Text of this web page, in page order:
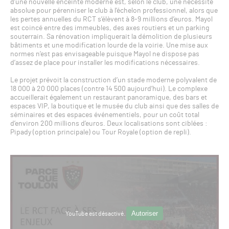
d’une nouvelle enceinte moderne est, selon le club, une nécessité
absolue pour pérenniser le club à l’échelon professionnel, alors que
les pertes annuelles du RCT s’élèvent à 8-9 millions d’euros. Mayol
est coincé entre des immeubles, des axes routiers et un parking
souterrain. Sa rénovation impliquerait la démolition de plusieurs
bâtiments et une modification lourde de la voirie. Une mise aux
normes n’est pas envisageable puisque Mayol ne dispose pas
d’assez de place pour installer les modifications nécessaires.
Le projet prévoit la construction d’un stade moderne polyvalent de
18 000 à 20 000 places (contre 14 500 aujourd’hui). Le complexe
accueillerait également un restaurant panoramique, des bars et
espaces VIP, la boutique et le musée du club ainsi que des salles de
séminaires et des espaces événementiels, pour un coût total
d’environ 200 millions d’euros. Deux localisations sont ciblées :
Pipady (option principale) ou Tour Royale (option de repli).
YouTube est désactivé. Autoriser